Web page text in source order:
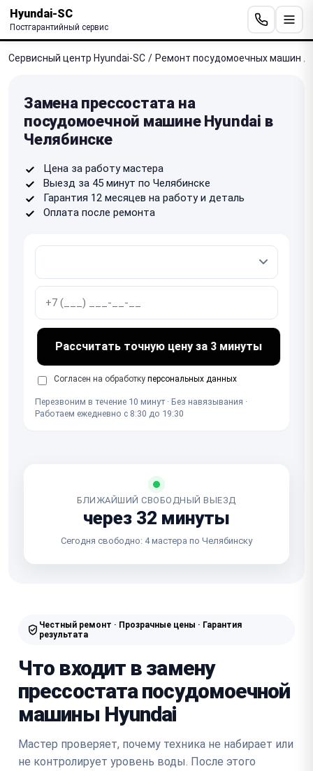
Hyundai-SC
Постгарантийный сервис
Сервисный центр Hyundai-SC / Ремонт посудомоечных машин /
Замена прессостата на
посудомоечной машине Hyundai в
Челябинске
Цена за работу мастера
Выезд за 45 минут по Челябинске
Гарантия 12 месяцев на работу и деталь
Оплата после ремонта
Рассчитать точную цену за 3 минуты
Согласен на обработку персональных данных
Перезвоним в течение 10 минут · Без навязывания ·
Работаем ежедневно с 8:30 до 19:30
БЛИЖАЙШИЙ СВОБОДНЫЙ ВЫЕЗД
через 32 минуты
Сегодня свободно: 4 мастера по Челябинску
Честный ремонт · Прозрачные цены · Гарантия
результата
Что входит в замену
прессостата посудомоечной
машины Hyundai
Мастер проверяет, почему техника не набирает или
не контролирует уровень воды. После этого